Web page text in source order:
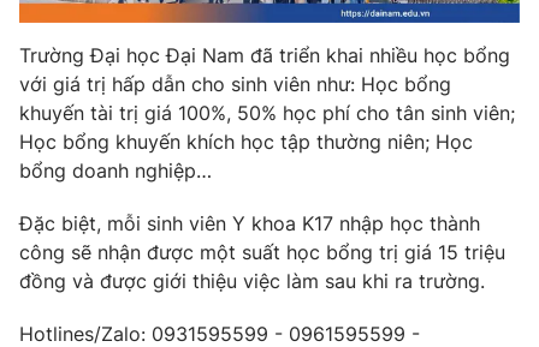
Trường Đại học Đại Nam đã triển khai nhiều học bổng
với giá trị hấp dẫn cho sinh viên như: Học bổng
khuyến tài trị giá 100%, 50% học phí cho tân sinh viên;
Học bổng khuyến khích học tập thường niên; Học
bổng doanh nghiệp…
Đặc biệt, mỗi sinh viên Y khoa K17 nhập học thành
công sẽ nhận được một suất học bổng trị giá 15 triệu
đồng và được giới thiệu việc làm sau khi ra trường.
Hotlines/Zalo: 0931595599 - 0961595599 -